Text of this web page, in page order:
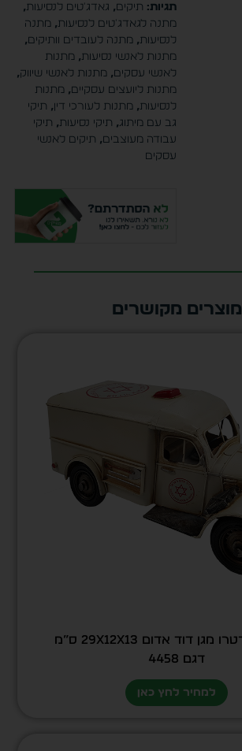
תגיות: תיקים, גאדג'טים לנסיעות,
מתנה לגאדג'טים לנסיעות, מתנה
לנסיעות, מתנה לעובדים וותיקים,
מתנות לאנשי נסיעות, מתנות
לאנשי עסקים, מתנות לאנשי שיווק,
מתנות ליועצים עסקיים, מתנות
לנסיעות, מתנות לעורכי דין, תיקי
גב עם מיתוג , תיקי נסיעות, תיקי
עבודה מעוצבים, תיקים לאנשי
עסקים
מוצרים מקושרים
אמבולנס רטרו מגן דוד אדום 29X12X13 ס”מ
דגם 4458
למחיר לחץ כאן